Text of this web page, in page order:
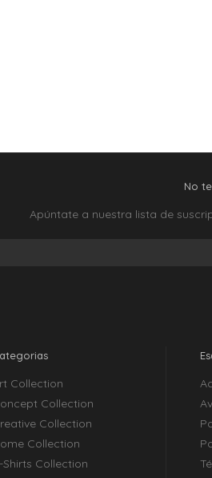
No
Apúntate a nuestra lista de
Collection
Collection
Collection
Collection
Shirts Collection